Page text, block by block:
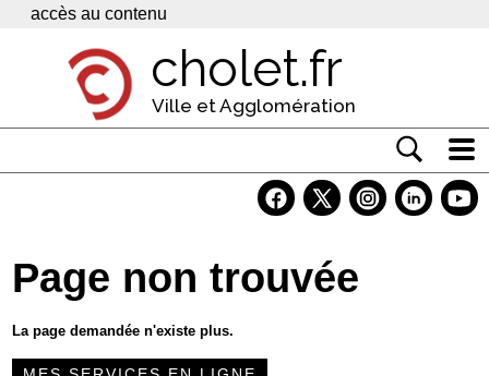
Panneau de gestion des cookies
accès au contenu
cholet.fr
Ville et Agglomération
Economie
Services
Page non trouvée
La page demandée n'existe plus.